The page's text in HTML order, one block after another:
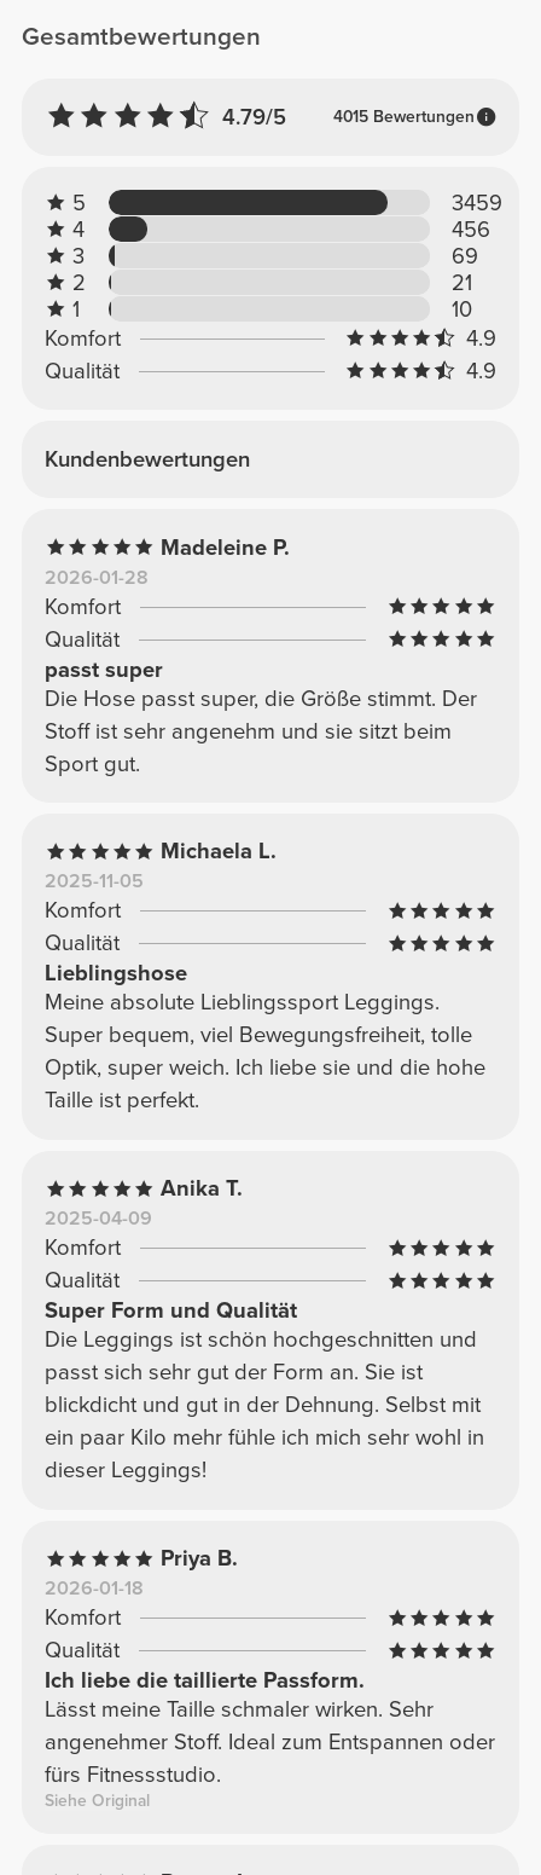
Gesamtbewertungen
4.79/5 4015 Bewertungen
5
3459
4
456
3
69
2
21
1
10
Komfort
4.9
Qualität
4.9
Kundenbewertungen
Madeleine P.
2026-01-28
Komfort
Qualität
passt super
Die Hose passt super, die Größe stimmt. Der
Stoff ist sehr angenehm und sie sitzt beim
Sport gut.
Michaela L.
2025-11-05
Komfort
Qualität
Lieblingshose
Meine absolute Lieblingssport Leggings.
Super bequem, viel Bewegungsfreiheit, tolle
Optik, super weich. Ich liebe sie und die hohe
Taille ist perfekt.
Anika T.
2025-04-09
Komfort
Qualität
Super Form und Qualität
Die Leggings ist schön hochgeschnitten und
passt sich sehr gut der Form an. Sie ist
blickdicht und gut in der Dehnung. Selbst mit
ein paar Kilo mehr fühle ich mich sehr wohl in
dieser Leggings!
Priya B.
2026-01-18
Komfort
Qualität
Ich liebe die taillierte Passform.
Lässt meine Taille schmaler wirken. Sehr
angenehmer Stoff. Ideal zum Entspannen oder
fürs Fitnessstudio.
Siehe Original